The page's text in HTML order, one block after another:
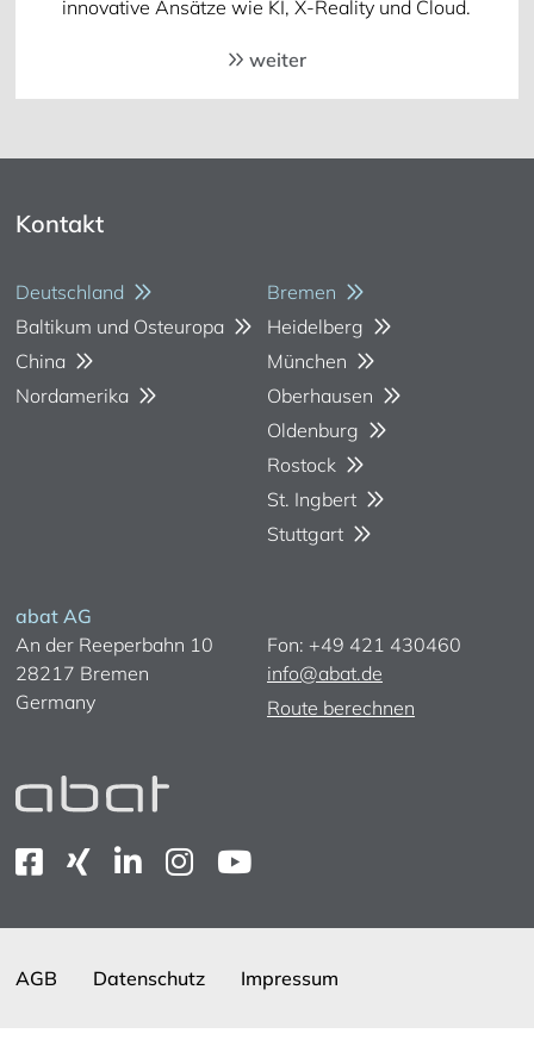
innovative Ansätze wie KI, X-Reality und Cloud.
weiter
Kontakt
Deutschland
Baltikum und Osteuropa
China
Nordamerika
Bremen
Heidelberg
München
Oberhausen
Oldenburg
Rostock
St. Ingbert
Stuttgart
abat AG
An der Reeperbahn 10
28217 Bremen
Germany
Fon: +49 421 430460
info@abat.de
Route berechnen
AGB Datenschutz Impressum